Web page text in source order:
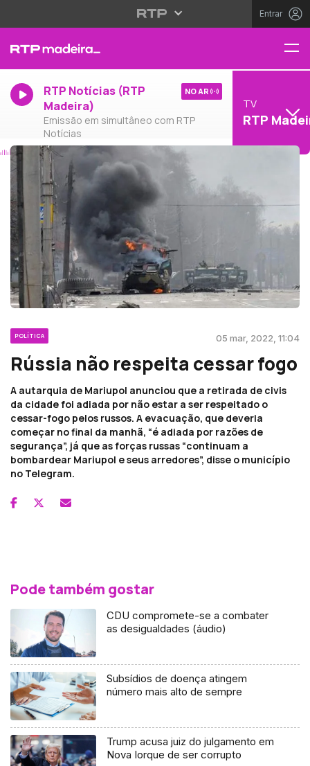
Entrar
RTP Notícias (RTP
Madeira)
Emissão em simultâneo com RTP
Notícias
NO AR
TV
RTP
POLÍTICA 05 mar, 2022, 11:04
Rússia não respeita cessar fogo
A autarquia de Mariupol anunciou que a retirada de civis
da cidade foi adiada por não estar a ser respeitado o
cessar-fogo pelos russos. A evacuação, que deveria
começar no final da manhã, “é adiada por razões de
segurança”, já que as forças russas “continuam a
bombardear Mariupol e seus arredores”, disse o município
no Telegram.
Pode também gostar
CDU compromete-se a combater
as desigualdades (áudio)
Subsídios de doença atingem
número mais alto de sempre
Trump acusa juiz do julgamento em
Nova Iorque de ser corrupto